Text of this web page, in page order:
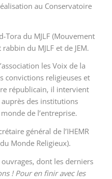
au Conservatoire
Tora du MJLF (Mouvement
du MJLF et de JEM.
les Voix de la
convictions religieuses et
républicain, il intervient
des institutions
de l’entreprise.
général de l’IHEMR
Monde Religieux).
dont les derniers
! Pour en finir avec les